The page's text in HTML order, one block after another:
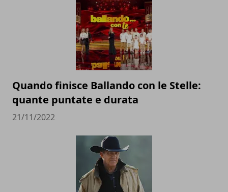
Quando finisce Ballando con le Stelle:
quante puntate e durata
21/11/2022